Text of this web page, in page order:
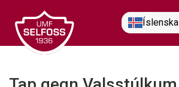
efni
Íslenska